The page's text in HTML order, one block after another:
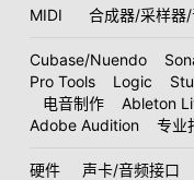
MIDI 合成器/采样器
Cubase/Nuendo
Pro Tools
Logic
电音制作
Ableton
Adobe Audition
专业
硬件 声卡/音频接口